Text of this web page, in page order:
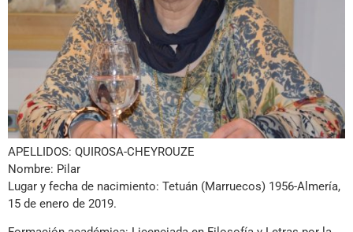
APELLIDOS: QUIROSA-CHEYROUZE
Nombre: Pilar
Lugar y fecha de nacimiento: Tetuán (Marruecos) 1956-Almería,
15 de enero de 2019.